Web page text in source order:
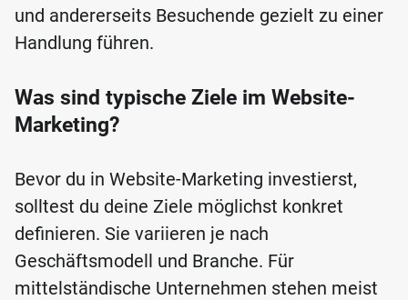
und andererseits Besuchende gezielt zu einer
Handlung führen.
Was sind typische Ziele im Website-
Marketing?
Bevor du in Website-Marketing investierst,
solltest du deine Ziele möglichst konkret
definieren. Sie variieren je nach
Geschäftsmodell und Branche. Für
mittelständische Unternehmen stehen meist